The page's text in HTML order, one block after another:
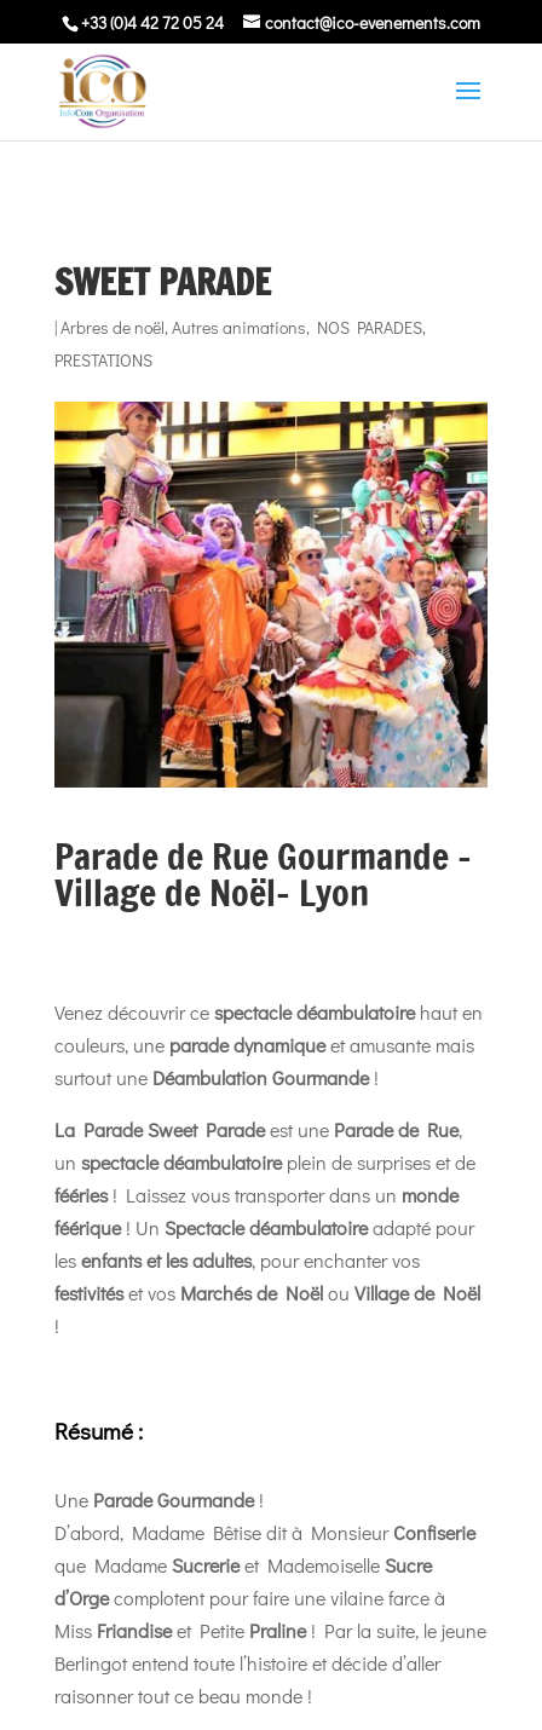
+33 (0)4 42 72 05 24 contact@ico-evenements.com
SWEET PARADE
|Arbres de noël,Autres animations, NOS PARADES,
PRESTATIONS
Parade de Rue Gourmande –
Village de Noël- Lyon
Venez découvrir cespectacle déambulatoirehaut en
couleurs, une parade dynamiqueet amusante mais
surtout une Déambulation Gourmande!
La Parade Sweet Paradeest une Parade de Rue,
un spectacle déambulatoireplein de surprises et de
fééries! Laissez vous transporter dans un monde
féérique! Un Spectacle déambulatoireadapté pour
lesenfants et les adultes, pour enchanter vos
festivitéset vos Marchés de Noëlou Village de Noël
!
Résumé :
Une Parade Gourmande!
D’abord, Madame Bêtise dit à MonsieurConfiserie
que MadameSucrerieet MademoiselleSucre
d’Orgecomplotent pour faire une vilaine farce à
Miss Friandiseet Petite Praline! Par la suite, le jeune
Berlingot entend toute l’histoire et décide d’aller
raisonner tout ce beau monde !